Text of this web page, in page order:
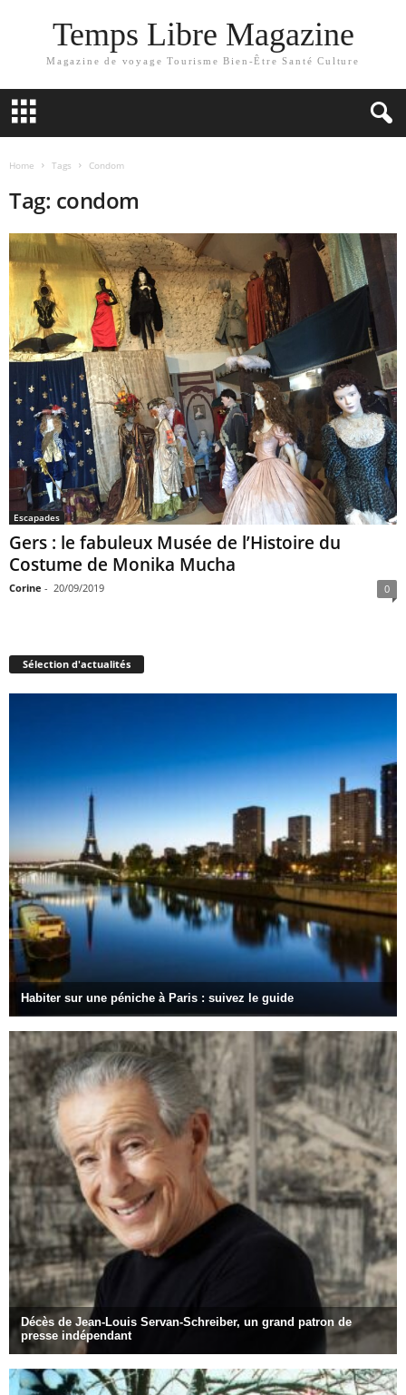
Temps Libre Magazine
Magazine de voyage Tourisme Bien-Être Santé Culture
Home Tags Condom
Tag: condom
Escapades
Gers : le fabuleux Musée de l’Histoire du
Costume de Monika Mucha
Corine - 20/09/2019 0
Sélection d'actualités